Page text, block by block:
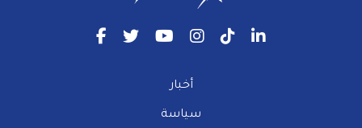
أخبار
سياسة